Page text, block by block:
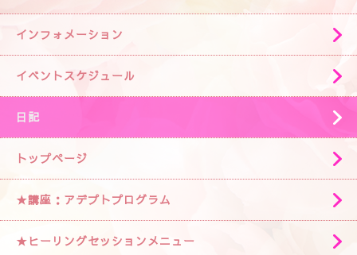
インフォメーション
イベントスケジュール
日記
トップページ
★講座：アデプトプログラム
★ヒーリングセッションメニュー